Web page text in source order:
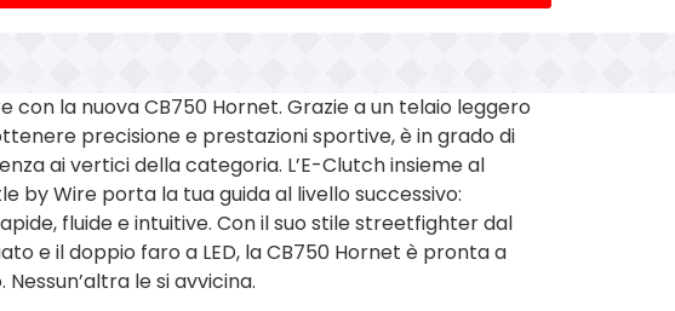
con la nuova CB750 Hornet. Grazie a un telaio leggero
precisione e prestazioni sportive, è in grado di
ai vertici della categoria. L’E-Clutch insieme al
by Wire porta la tua guida al livello successivo:
fluide e intuitive. Con il suo stile streetfighter dal
e il doppio faro a LED, la CB750 Hornet è pronta a
le si avvicina.